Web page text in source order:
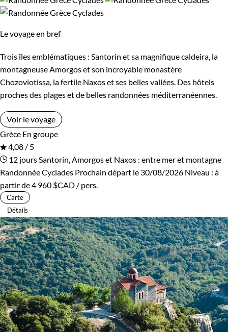
Vous pouvezvoyager en Grèce sans passeport.
Itinérance
Itinérant
Environnement
Bord de mer et îles
Patrimoine et Nature
Le voyage en bref
Trois îles emblématiques : Santorin et sa magnifique caldeira, la
montagneuse Amorgos et son incroyable monastère
Chozoviotissa, la fertile Naxos et ses belles vallées. Des hôtels
proches des plages et de belles randonnées méditerranéennes.
Voir le voyage
Grèce En groupe
4,08 / 5
12 jours Santorin, Amorgos et Naxos : entre mer et montagne
Randonnée Cyclades Prochain départ le 30/08/2026 Niveau : à
partir de4 960 $CAD / pers.
Carte
Détails